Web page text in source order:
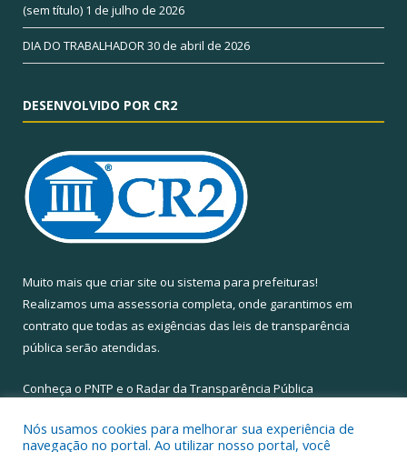
(sem título) 1 de julho de 2026
DIA DO TRABALHADOR30 de abril de 2026
DESENVOLVIDO POR CR2
Muito mais que criar site ou sistema para prefeituras!
Realizamos uma assessoria completa, onde garantimos em
contrato que todas as exigências das leis de transparência
pública serão atendidas.
Conheça o PNTP e o Radar da Transparência Pública
Nós usamos cookies para melhorar sua experiência de
navegação no portal. Ao utilizar nosso portal, você